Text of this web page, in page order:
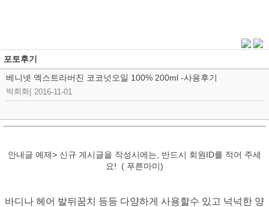
포토후기
베니넷 엑스트라버진 코코넛오일 100% 200ml -사용후기
박희화 2016-11-01
안내글 예제> 신규 게시글을 작성시에는, 반드시 회원ID를 적어 주세
요! ( 푸른마미)
바디나 헤어 발뒤꿈치 등등 다양하게 사용할수 있고 넉넉한 양